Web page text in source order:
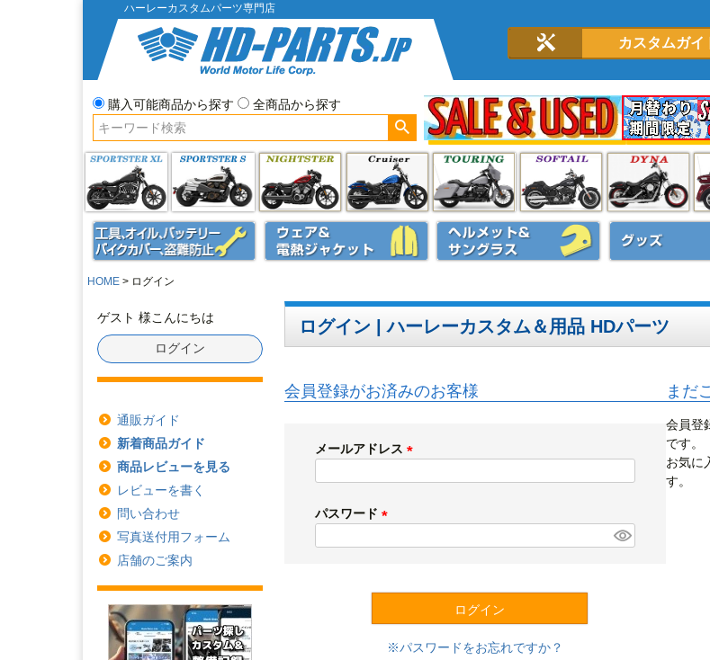
ハーレーカスタムパーツ専門店
カスタムガイ
購入可能商品から探す
全商品から探す
HOME ログイン
ゲスト 様こんにちは
ログイン
通販ガイド
新着商品ガイド
商品レビューを見る
レビューを書く
問い合わせ
写真送付用フォーム
店舗のご案内
ログイン | ハーレーカスタム＆用品 HDパーツ
会員登録がお済みのお客様
メールアドレス
)
パスワード
)
ログイン
パスワードをお忘れですか？
まだ
会員登
です。
お気に
す。